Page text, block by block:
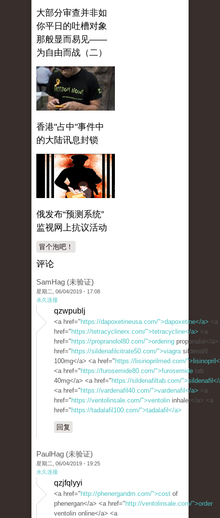
大部分审查并非如
你平日的吐槽对象
那般显而易见——
为自由而战（二）
香港"占中"事件中
的大陆讯息封锁
俄发布“预测系统”
监视网上抗议活动
冒个泡吧！
评论
SamHag (未验证)
星期二, 06/04/2019 - 17:08
永久连接
qzwpublj
<a href=" https://dapoxetineusa.com/">dapoxetine</a> <a
href=" https://tetracyclinerx.com/">tetracycline</a> <a
href=" https://propranolol80.com/">ordering propanalol</
href=" https://sildenafilcitrate50.com/">viagrasildenafil
100mg</a> <a href=" https://lisinoprilmed.com/
<a href=" https://furosemide80.com/">furosemide tab
40mg</a> <a href=" https://sildenafiltab.com/
<a href=" https://vardenafil40.com/">vardenafil</a> <a
href=" https://ventolinsale.com/">ventolin inhaler</a> <a
href=" https://tadalafil100.com/">tadalafil</a>
回复
PaulHag (未验证)
星期二, 06/04/2019 - 19:25
永久连接
qzjfqlyyi
<a href=" http://phenergandm.com/">cost of
phenergan</a> <a href=" http://ventolinsale.com/">order
ventolin online</a> <a